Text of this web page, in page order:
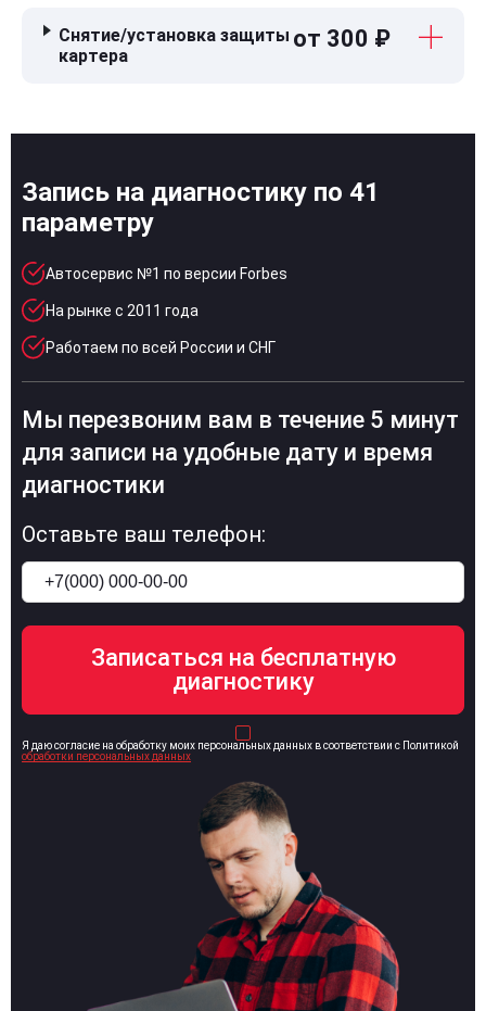
Снятие/установка защиты
картера
от 300 ₽
Запись на диагностику по 41
параметру
Автосервис №1 по версии Forbes
На рынке с 2011 года
Работаем по всей России и СНГ
Мы перезвоним вам в течение 5 минут
для записи на удобные дату и время
диагностики
Оставьте ваш телефон:
Я даю согласие на обработку моих персональных данных в соответствии с Политикой
обработки персональных данных